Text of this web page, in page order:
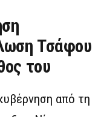
Τσάφου
του
από τη